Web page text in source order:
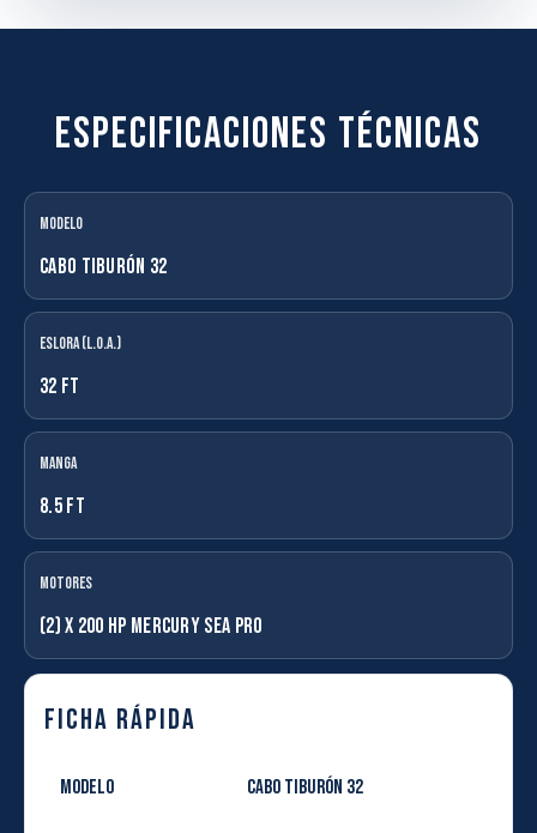
ESPECIFICACIONES TÉCNICAS
Modelo
Cabo Tiburón 32
Eslora (L.O.A.)
32 Ft
Manga
8.5 Ft
Motores
(2) x 200 HP Mercury Sea Pro
Ficha rápida
Modelo Cabo Tiburón 32